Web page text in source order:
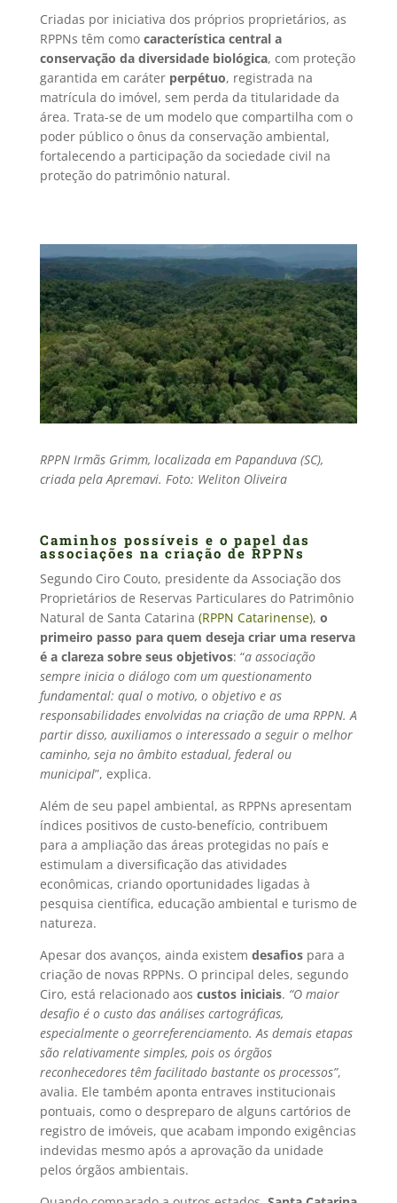
Criadas por iniciativa dos próprios proprietários, as
RPPNs têm como característica central a
conservação da diversidade biológica, com proteção
garantida em caráter perpétuo, registrada na
matrícula do imóvel, sem perda da titularidade da
área. Trata-se de um modelo que compartilha com o
poder público o ônus da conservação ambiental,
fortalecendo a participação da sociedade civil na
proteção do patrimônio natural.
RPPN Irmãs Grimm, localizada em Papanduva (SC),
criada pela Apremavi. Foto: Weliton Oliveira
Caminhos possíveis e o papel das
associações na criação de RPPNs
Segundo Ciro Couto, presidente da Associação dos
Proprietários de Reservas Particulares do Patrimônio
Natural de Santa Catarina (RPPN Catarinense), o
primeiro passo para quem deseja criar uma reserva
é a clareza sobre seus objetivos: “a associação
sempre inicia o diálogo com um questionamento
fundamental: qual o motivo, o objetivo e as
responsabilidades envolvidas na criação de uma RPPN. A
partir disso, auxiliamos o interessado a seguir o melhor
caminho, seja no âmbito estadual, federal ou
municipal”, explica.
Além de seu papel ambiental, as RPPNs apresentam
índices positivos de custo-benefício, contribuem
para a ampliação das áreas protegidas no país e
estimulam a diversificação das atividades
econômicas, criando oportunidades ligadas à
pesquisa científica, educação ambiental e turismo de
natureza.
Apesar dos avanços, ainda existem desafiospara a
criação de novas RPPNs. O principal deles, segundo
Ciro, está relacionado aos custos iniciais. “O maior
desafio é o custo das análises cartográficas,
especialmente o georreferenciamento. As demais etapas
são relativamente simples, pois os órgãos
reconhecedores têm facilitado bastante os processos”,
avalia. Ele também aponta entraves institucionais
pontuais, como o despreparo de alguns cartórios de
registro de imóveis, que acabam impondo exigências
indevidas mesmo após a aprovação da unidade
pelos órgãos ambientais.